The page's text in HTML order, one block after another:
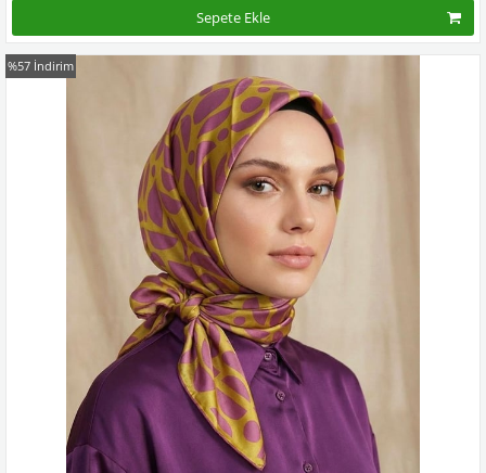
Kampanyadaki tüm modelleri görmek için buraya tıkla
Sepete Ekle
%57 İndirim